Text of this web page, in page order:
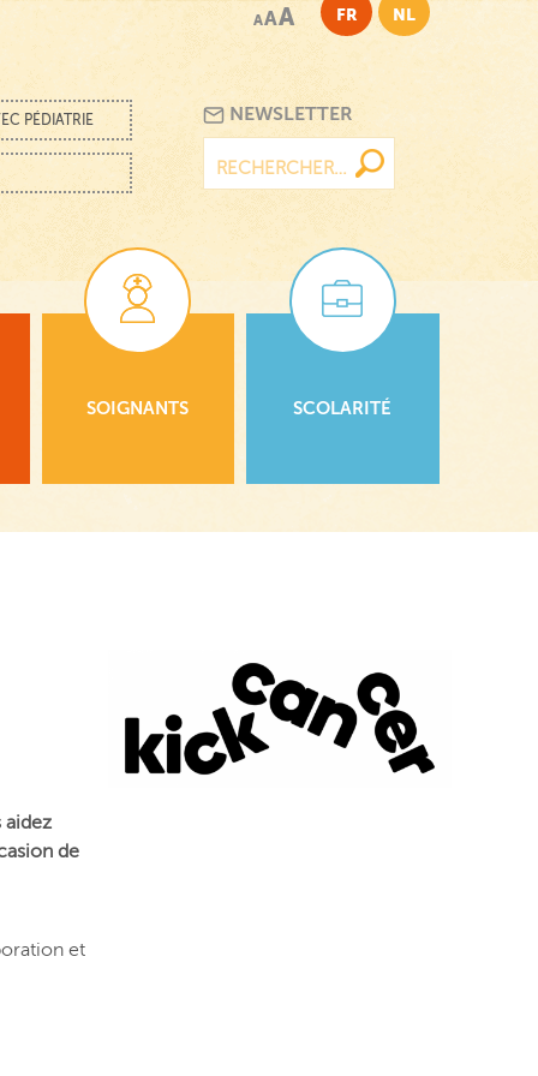
AAA FR NL
PÉDIATRIE
NEWSLETTER
SOIGNANTS SCOLARITÉ
aidez
de
et